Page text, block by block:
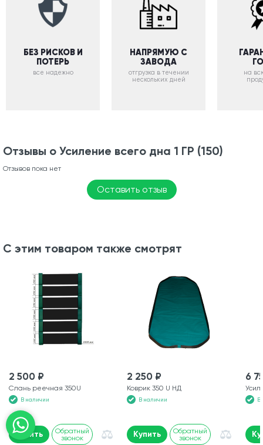
БЕЗ РИСКОВ И
ПОТЕРЬ
все надежно
НАПРЯМУЮ С
ЗАВОДА
отгрузка в течении
нескольких дней
на
Отзывы о Усиление всего дна 1 ГР (150)
Отзывов пока нет
Оставить отзыв
С этим товаром также смотрят
2 500 ₽
Слань реечная 350U
В наличии
Купить
Обратный
звонок
2 250 ₽
Коврик 350 U НД
В наличии
Купить
Обратный
звонок
6
В